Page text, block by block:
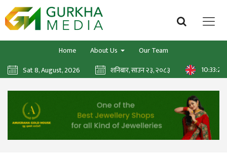
Home About Us
Our Team
Sat 8, August, 2026
शनिबार, साउन २३, २०८३ 10:33:25